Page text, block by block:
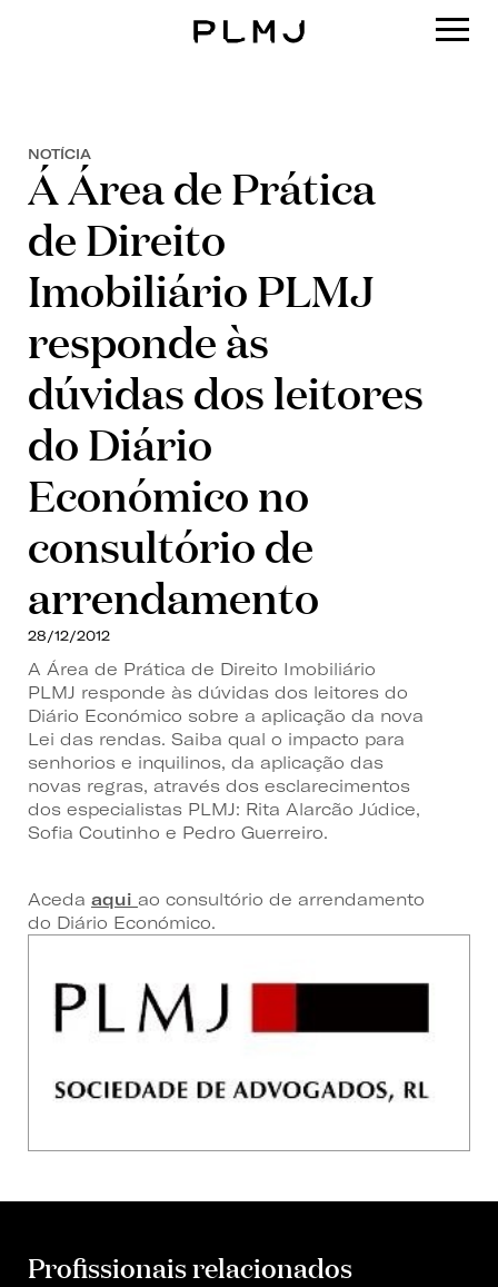
NOTÍCIA
Á Área de Prática
de Direito
Imobiliário PLMJ
responde às
dúvidas dos leitores
do Diário
Económico no
consultório de
arrendamento
28/12/2012
A Área de Prática de Direito Imobiliário
PLMJ responde às dúvidas dos leitores do
Diário Económico sobre a aplicação da nova
Lei das rendas. Saiba qual o impacto para
senhorios e inquilinos, da aplicação das
novas regras, através dos esclarecimentos
dos especialistas PLMJ: Rita Alarcão Júdice,
Sofia Coutinho e Pedro Guerreiro.
Aceda aqui ao consultório de arrendamento
do Diário Económico.
Profissionais relacionados